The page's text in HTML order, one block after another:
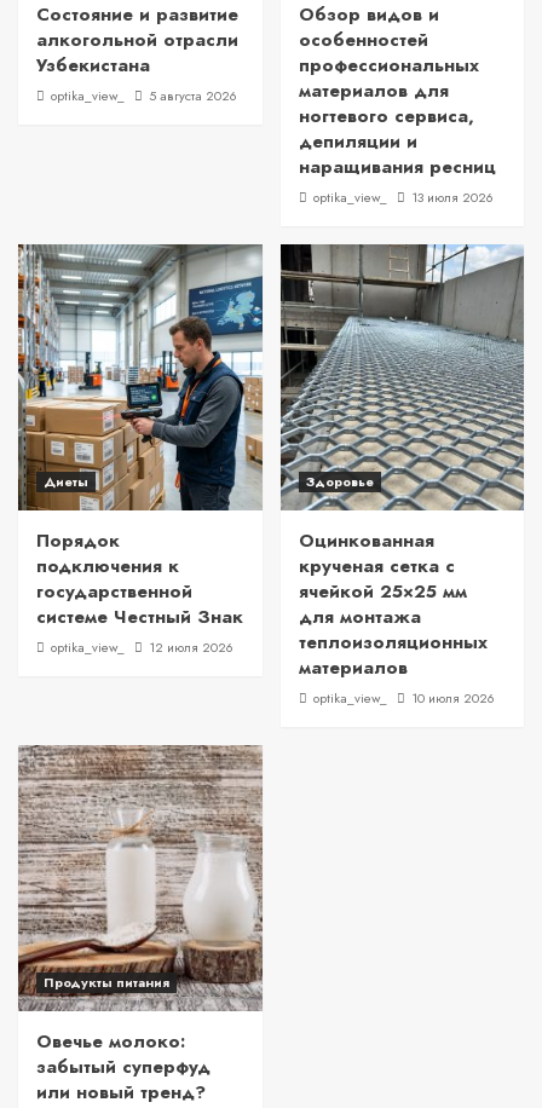
Состояние и развитие
алкогольной отрасли
Узбекистана
optika_view_ 5 августа 2026
Обзор видов и
особенностей
профессиональных
материалов для
ногтевого сервиса,
депиляции и
наращивания ресниц
optika_view_ 13 июля 2026
Диеты
Порядок
подключения к
государственной
системе Честный Знак
optika_view_ 12 июля 2026
Здоровье
Оцинкованная
крученая сетка с
ячейкой 25×25 мм
для монтажа
теплоизоляционных
материалов
optika_view_ 10 июля 2026
Продукты питания
Овечье молоко:
забытый суперфуд
или новый тренд?